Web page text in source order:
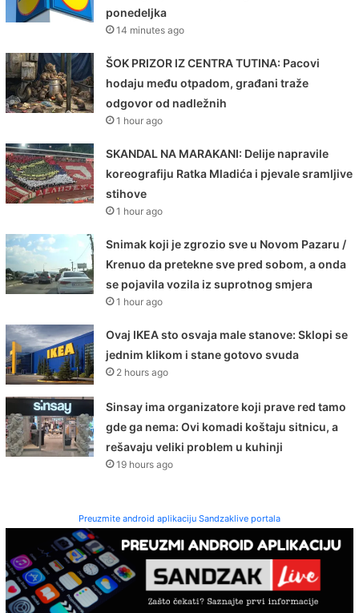
ponedeljka
14 minutes ago
ŠOK PRIZOR IZ CENTRA TUTINA: Pacovi
hodaju među otpadom, građani traže
odgovor od nadležnih
1 hour ago
SKANDAL NA MARAKANI: Delije napravile
koreografiju Ratka Mladića i pjevale sramljive
stihove
1 hour ago
Snimak koji je zgrozio sve u Novom Pazaru /
Krenuo da pretekne sve pred sobom, a onda
se pojavila vozila iz suprotnog smjera
1 hour ago
Ovaj IKEA sto osvaja male stanove: Sklopi se
jednim klikom i stane gotovo svuda
2 hours ago
Sinsay ima organizatore koji prave red tamo
gde ga nema: Ovi komadi koštaju sitnicu, a
rešavaju veliki problem u kuhinji
19 hours ago
Preuzmite android aplikaciju Sandzaklive portala